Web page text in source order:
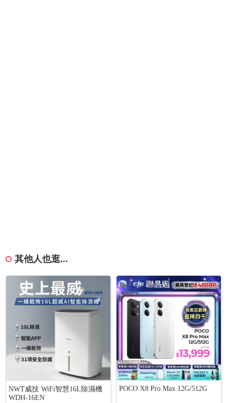
其他人也逛...
NWT威技 WiFi智慧16L除濕機
WDH-16EN
POCO X8 Pro Max 12G/512G